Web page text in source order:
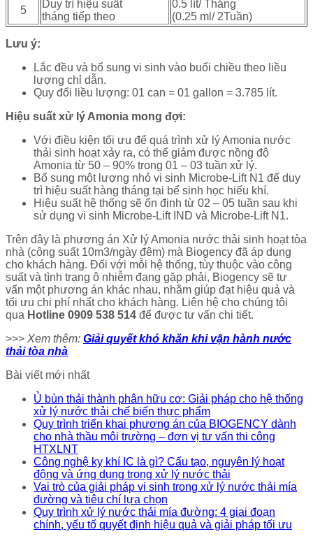
5
Duy trì hiệu suất
tháng tiếp theo
0.5 lít/ Tháng
(0.25 ml/ 2Tuần)
Lưu ý:
Lắc đều và bổ sung vi sinh vào buổi chiều theo liều
lượng chỉ dẫn.
Quy đổi liều lượng: 01 can = 01 gallon = 3.785 lít.
Hiệu suất xử lý Amonia mong đợi:
Với điều kiện tối ưu để quá trình xử lý Amonia nước
thải sinh hoạt xảy ra, có thể giảm được nồng độ
Amonia từ 50 – 90% trong 01 – 03 tuần xử lý.
Bổ sung một lượng nhỏ vi sinh Microbe-Lift N1 để duy
trì hiệu suất hàng tháng tại bể sinh học hiếu khí.
Hiệu suất hệ thống sẽ ổn định từ 02 – 05 tuần sau khi
sử dụng vi sinh Microbe-Lift IND và Microbe-Lift N1.
Trên đây là phương án Xử lý Amonia nước thải sinh hoạt tòa
nhà (công suất 10m3/ngày đêm) mà Biogency đã áp dụng
cho khách hàng. Đối với mỗi hệ thống, tùy thuộc vào công
suất và tình trạng ô nhiễm đang gặp phải, Biogency sẽ tư
vấn một phương án khác nhau, nhằm giúp đạt hiệu quả và
tối ưu chi phí nhất cho khách hàng. Liên hệ cho chúng tôi
qua Hotline 0909 538 514 để được tư vấn chi tiết.
>>> Xem thêm: Giải quyết khó khăn khi vận hành nước
thải tòa nhà
Bài viết mới nhất
Ủ bùn thải thành phân hữu cơ: Giải pháp cho hệ thống
xử lý nước thải chế biến thực phẩm
Quy trình triển khai phương án của BIOGENCY dành
cho nhà thầu môi trường – đơn vị tư vấn thi công
HTXLNT
Công nghệ kỵ khí IC là gì? Cấu tạo, nguyên lý hoạt
động và ứng dụng trong xử lý nước thải
Vai trò của giải pháp vi sinh trong xử lý nước thải mía
đường và tiêu chí lựa chọn
Quy trình xử lý nước thải mía đường: 4 giai đoạn
chính, yếu tố quyết định hiệu quả và giải pháp tối ưu